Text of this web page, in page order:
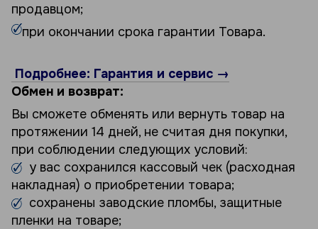
продавцом;
при окончании срока гарантии Товара.
Подробнее: Гарантия и сервис →
Обмен и возврат:
Вы сможете обменять или вернуть товар на
протяжении 14 дней, не считая дня покупки,
при соблюдении следующих условий:
у вас сохранился кассовый чек (расходная
накладная) о приобретении товара;
сохранены заводские пломбы, защитные
пленки на товаре;